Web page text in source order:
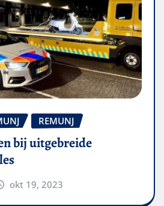
REMUNJ
bij uitgebreide
okt 19, 2023